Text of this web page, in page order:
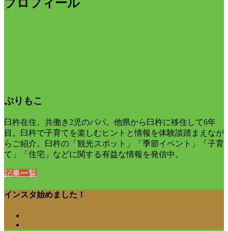
プロフィール
ぷりもこ
臼杵在住、共働き2児のパパ。他県から臼杵に移住して6年
目。臼杵で子育てを楽しむヒントと情報を体験談踏まえなが
らご紹介。臼杵の「観光スポット」「季節イベント」「子育
て」「住宅」などに関する有益な情報を発信中。
記事一覧
インスタ始めました！